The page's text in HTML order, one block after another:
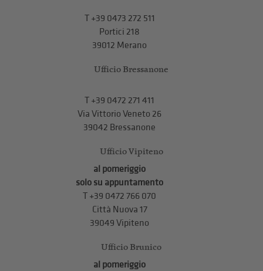
T+39 0473 272 511
Portici 218
39012 Merano
Ufficio Bressanone
T +39 0472 271 411
Via Vittorio Veneto 26
39042 Bressanone
Ufficio Vipiteno
al pomeriggio
solo su appuntamento
T +39 0472 766 070
Città Nuova 17
39049 Vipiteno
Ufficio Brunico
al pomeriggio